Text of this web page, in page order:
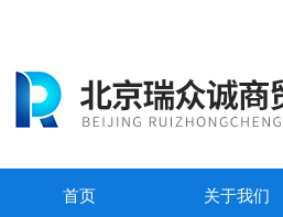
首页 关于我们